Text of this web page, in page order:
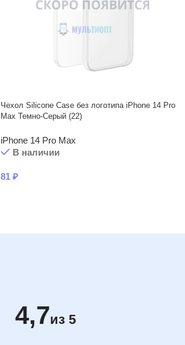
Чехол Silicone Case без логотипа iPhone 14 Pro
Max Темно-Серый (22)
iPhone 14 Pro Max
В наличии
81 ₽
4,7из 5